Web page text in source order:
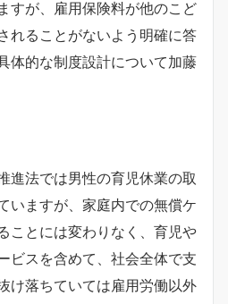
すが、雇用保険料が他のこど
れることがないよう明確に答
体的な制度設計について加藤
進法では男性の育児休業の取
いますが、家庭内での無償ケ
ことには変わりなく、育児や
ビスを含めて、社会全体で支
け落ちていては雇用労働以外